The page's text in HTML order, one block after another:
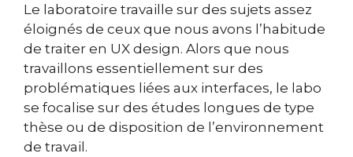
Le laboratoire travaille sur des sujets assez
éloignés de ceux que nous avons l’habitude
de traiter en UX design. Alors que nous
travaillons essentiellement sur des
problématiques liées aux interfaces, le labo
se focalise sur des études longues de type
thèse ou de disposition de l’environnement
de travail.